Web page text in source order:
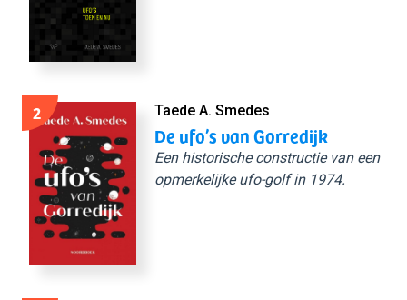
2 Taede A. Smedes
De ufo’s van Gorredijk
Een historische constructie van een
opmerkelijke ufo-golf in 1974.